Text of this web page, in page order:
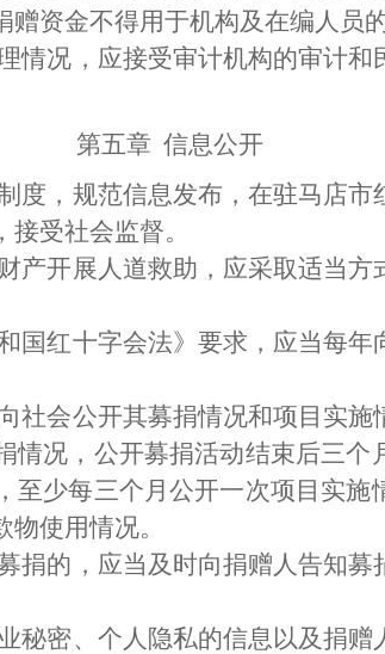
资金不得用于机构及在编人员
情况，应接受审计机构的审计
第五章 信息公开
度，规范信息发布，在驻马店市
受社会监督。
产开展人道救助，应采取适当
国红十字会法》要求，应当每
社会公开其募捐情况和项目实
情况，公开募捐活动结束后三个
至少每三个月公开一次项目实施
使用情况。
捐的，应当及时向捐赠人告知募
秘密、个人隐私的信息以及捐